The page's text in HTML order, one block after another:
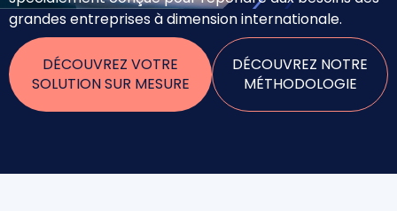
grandes entreprises à dimension internationale.
DÉCOUVREZ VOTRE
SOLUTION SUR MESURE
DÉCOUVREZ NOTRE
MÉTHODOLOGIE